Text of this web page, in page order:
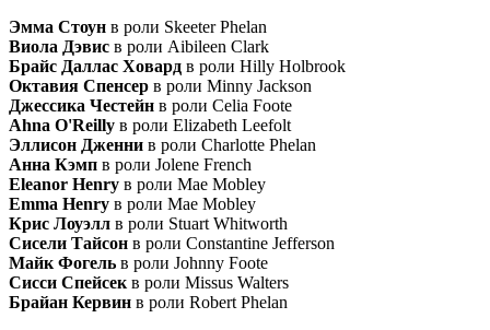
Эмма Стоун в роли Skeeter Phelan
Виола Дэвис в роли Aibileen Clark
Брайс Даллас Ховард в роли Hilly Holbrook
Октавия Спенсер в роли Minny Jackson
Джессика Честейн в роли Celia Foote
Ahna O'Reilly в роли Elizabeth Leefolt
Эллисон Дженни в роли Charlotte Phelan
Анна Кэмп в роли Jolene French
Eleanor Henry в роли Mae Mobley
Emma Henry в роли Mae Mobley
Крис Лоуэлл в роли Stuart Whitworth
Сисели Тайсон в роли Constantine Jefferson
Майк Фогель в роли Johnny Foote
Сисси Спейсек в роли Missus Walters
Брайан Кервин в роли Robert Phelan